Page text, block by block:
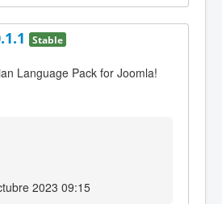
Stable
Language Pack for Joomla!
2023 09:15